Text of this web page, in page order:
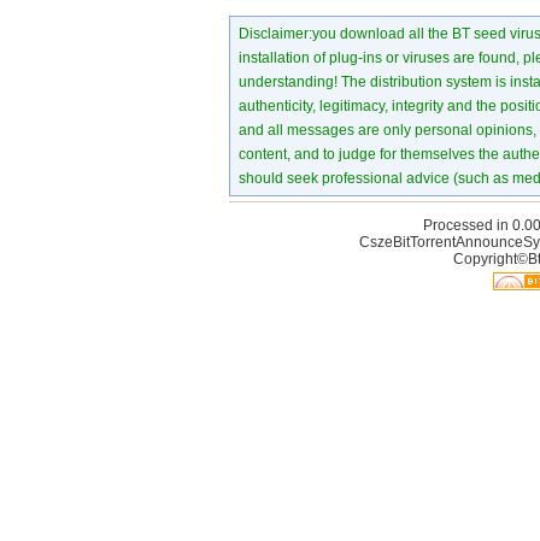
Disclaimer:you download all the BT seed
installation of plug-ins or viruses are found,
understanding! The distribution system is
authenticity, legitimacy, integrity and the
and all messages are only personal
content, and to judge for themselves the
should seek professional advice (such as
Processed in